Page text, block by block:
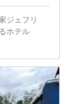
ジェフリ
ホテル